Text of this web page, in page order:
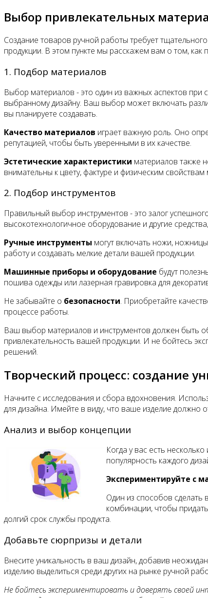
Выбор привлекательных
Создание товаров ручной работы требует
продукции. В этом пункте мы расскажем вам о том,
1. Подбор материалов
Выбор материалов - это один из важных аспектов при
выбранному дизайну. Ваш выбор может включать
вы планируете создавать.
Качество материалов играет важную роль. Оно
репутацией, чтобы быть уверенными в их качестве.
Эстетические характеристики материалов также
внимательны к цвету, фактуре и физическим
2. Подбор инструментов
Правильный выбор инструментов - это залог
высокотехнологичное оборудование и другие
Ручные инструменты могут включать ножи,
работу и создавать мелкие детали вашей продукции.
Машинные приборы и оборудование будут
пошива одежды или лазерная гравировка для
Не забывайте о безопасности. Приобретайте
процессе работы.
Ваш выбор материалов и инструментов должен быть
привлекательность вашей продукции. И не бойтесь
решений.
Творческий процесс: создание
Начните с исследования и сбора вдохновения.
для дизайна. Имейте в виду, что ваше изделие должно
Анализ и выбор концепции
Когда у вас есть
популярность каждого
Экспериментируйте с
Один из способов
комбинации, чтобы
долгий срок службы продукта.
Добавьте сюрпризы и детали
Внесите уникальность в ваш дизайн, добавив
изделию выделиться среди других на рынке ручной
Не бойтесь экспериментировать и доверять своей